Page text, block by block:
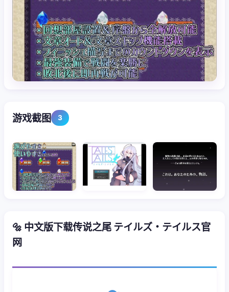
游戏截图 3
🔩 中文版下载传说之尾 テイルズ・テイルス官
网